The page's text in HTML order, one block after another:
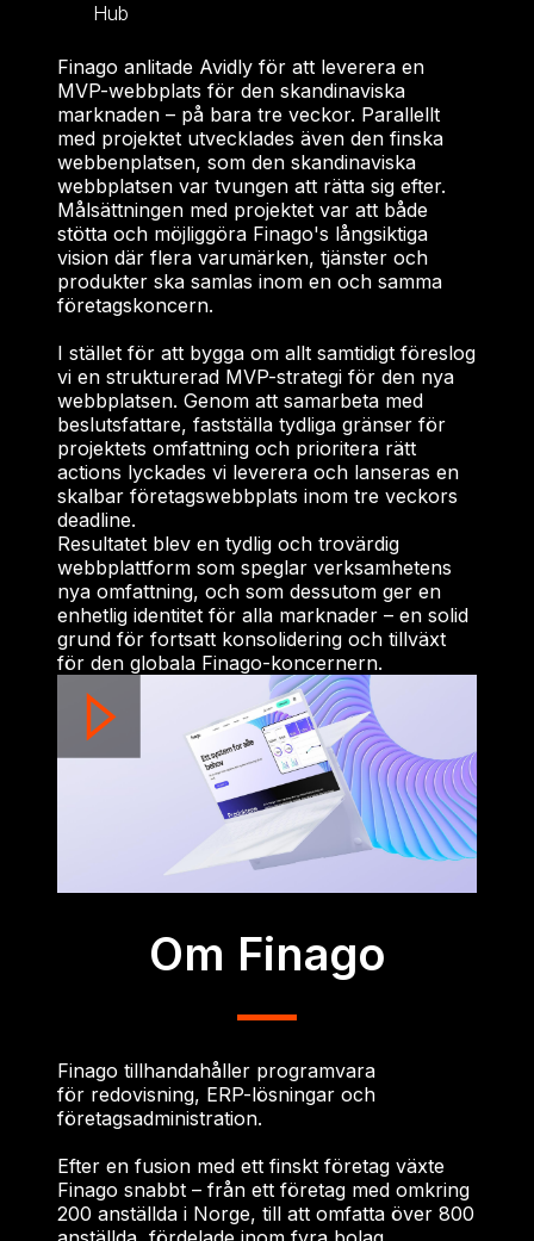
Hub
Finago anlitade Avidly för att leverera en
MVP-webbplats för den skandinaviska
marknaden – på bara tre veckor. Parallellt
med projektet utvecklades även den finska
webbenplatsen, som den skandinaviska
webbplatsen var tvungen att rätta sig efter.
Målsättningen med projektet var att både
stötta och möjliggöra Finago's långsiktiga
vision där flera varumärken, tjänster och
produkter ska samlas inom en och samma
företagskoncern.
I stället för att bygga om allt samtidigt föreslog
vi en strukturerad MVP-strategi för den nya
webbplatsen. Genom att samarbeta med
beslutsfattare, fastställa tydliga gränser för
projektets omfattning och prioritera rätt
actions lyckades vi leverera och lanseras en
skalbar företagswebbplats inom tre veckors
deadline.
Resultatet blev en tydlig och trovärdig
webbplattform som speglar verksamhetens
nya omfattning, och som dessutom ger en
enhetlig identitet för alla marknader – en solid
grund för fortsatt konsolidering och tillväxt
för den globala Finago-koncernern.
Om Finago
Finago tillhandahåller programvara
för redovisning, ERP-lösningar och
företagsadministration.
Efter en fusion med ett finskt företag växte
Finago snabbt – från ett företag med omkring
200 anställda i Norge, till att omfatta över 800